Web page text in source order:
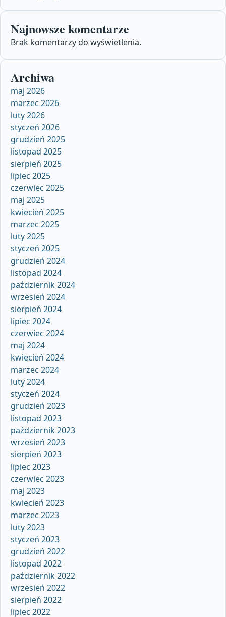
Najnowsze komentarze
Brak komentarzy do wyświetlenia.
Archiwa
maj 2026
marzec 2026
luty 2026
styczeń 2026
grudzień 2025
listopad 2025
sierpień 2025
lipiec 2025
czerwiec 2025
maj 2025
kwiecień 2025
marzec 2025
luty 2025
styczeń 2025
grudzień 2024
listopad 2024
październik 2024
wrzesień 2024
sierpień 2024
lipiec 2024
czerwiec 2024
maj 2024
kwiecień 2024
marzec 2024
luty 2024
styczeń 2024
grudzień 2023
listopad 2023
październik 2023
wrzesień 2023
sierpień 2023
lipiec 2023
czerwiec 2023
maj 2023
kwiecień 2023
marzec 2023
luty 2023
styczeń 2023
grudzień 2022
listopad 2022
październik 2022
wrzesień 2022
sierpień 2022
lipiec 2022